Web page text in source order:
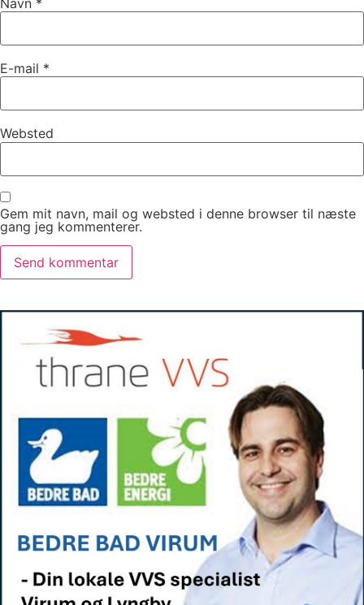
E-mail *
Websted
Gem mit navn, mail og websted i denne browser til næste
gang jeg kommenterer.